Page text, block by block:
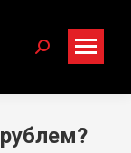
Search: